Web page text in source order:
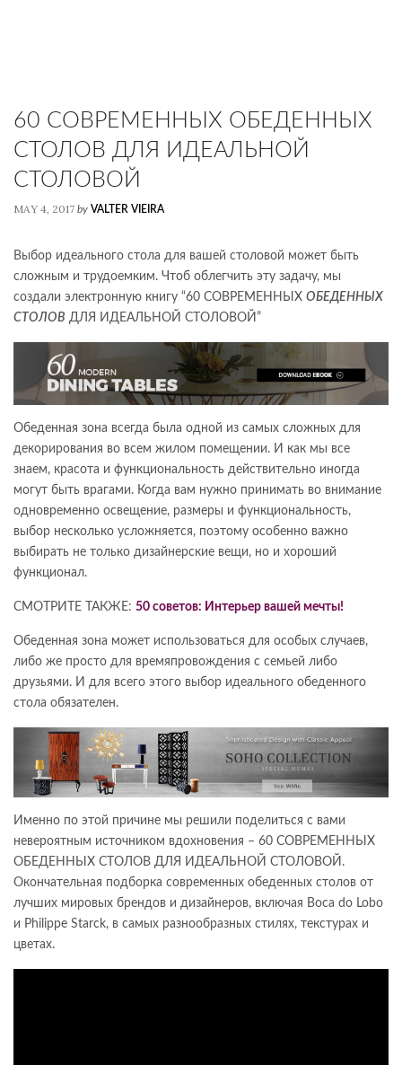
60 СОВРЕМЕННЫХ ОБЕДЕННЫХ
СТОЛОВ ДЛЯ ИДЕАЛЬНОЙ
СТОЛОВОЙ
MAY 4, 2017 by VALTER VIEIRA
Выбор идеального стола для вашей столовой может быть
сложным и трудоемким. Чтоб облегчить эту задачу, мы
создали электронную книгу “60 СОВРЕМЕННЫХ ОБЕДЕННЫХ
СТОЛОВ ДЛЯ ИДЕАЛЬНОЙ СТОЛОВОЙ”
Обеденная зона всегда была одной из самых сложных для
декорирования во всем жилом помещении. И как мы все
знаем, красота и функциональность действительно иногда
могут быть врагами. Когда вам нужно принимать во внимание
одновременно освещение, размеры и функциональность,
выбор несколько усложняется, поэтому особенно важно
выбирать не только дизайнерские вещи, но и хороший
функционал.
СМОТРИТЕ ТАКЖЕ: 50 советов: Интерьер вашей мечты!
Обеденная зона может использоваться для особых случаев,
либо же просто для времяпровождения с семьей либо
друзьями. И для всего этого выбор идеального обеденного
стола обязателен.
Именно по этой причине мы решили поделиться с вами
невероятным источником вдохновения – 60 СОВРЕМЕННЫХ
ОБЕДЕННЫХ СТОЛОВ ДЛЯ ИДЕАЛЬНОЙ СТОЛОВОЙ.
Окончательная подборка современных обеденных столов от
лучших мировых брендов и дизайнеров, включая Boca do Lobo
и Philippe Starck, в самых разнообразных стилях, текстурах и
цветах.